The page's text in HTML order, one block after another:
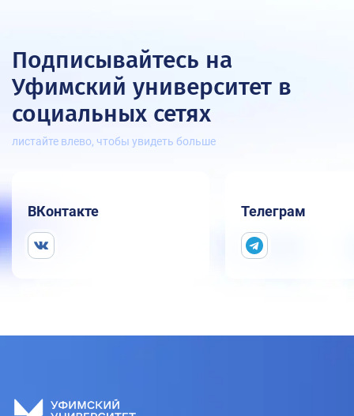
Подписывайтесь на
Уфимский университет в
социальных сетях
листайте влево, чтобы увидеть больше
ВКонтакте Телеграм